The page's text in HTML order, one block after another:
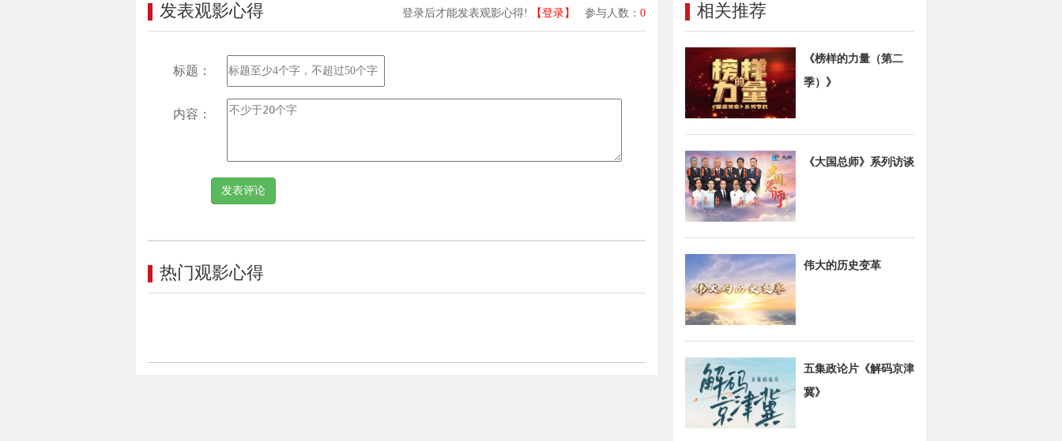
登录后才能发表观影心得! 【登录】 参与人数： 0
发表观影心得
标题：
内容：
热门观影心得
相关推荐
《榜样的力量（第二
季）》
《大国总师》系列访谈
伟大的历史变革
五集政论片《解码京津
冀》